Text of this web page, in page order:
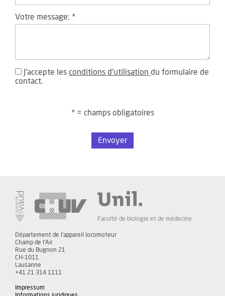
Votre message: *
J'accepte les conditions d'utilisation du formulaire de
contact.
* = champs obligatoires
Envoyer
Faculté de biologie et de médecine
Département de l'appareil locomoteur
Champ de l'Air
Rue du Bugnon 21
CH-1011
Lausanne
+41 21 314 1111
Impressum